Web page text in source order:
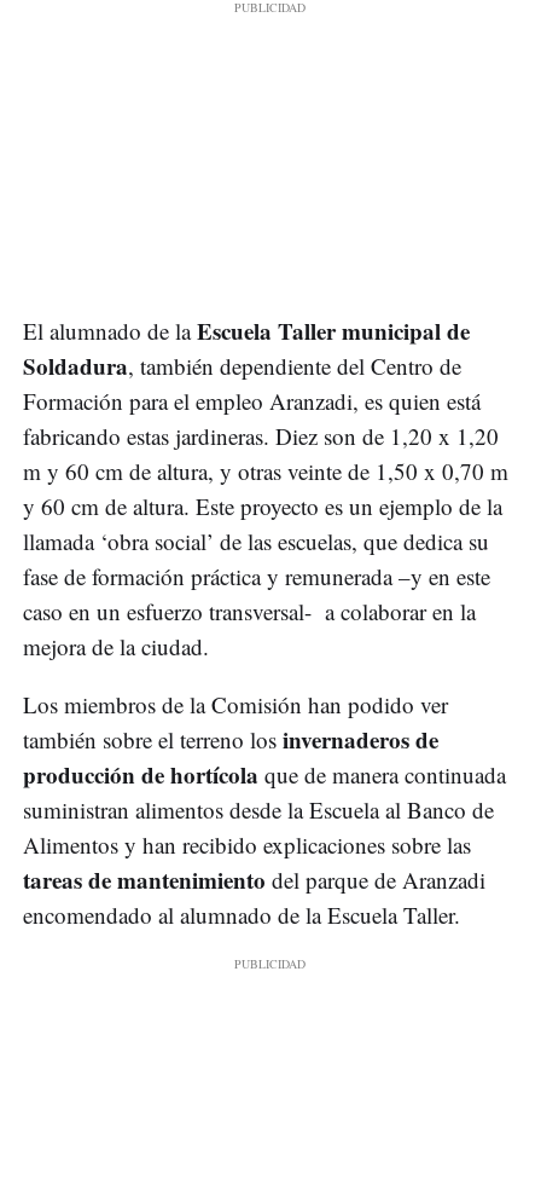
El alumnado de laEscuela Taller municipal de
Soldadura, también dependiente del Centro de
Formación para el empleo Aranzadi, es quien está
fabricando estas jardineras. Diez son de 1,20 x 1,20
m y 60 cm de altura, y otras veinte de 1,50 x 0,70 m
y 60 cm de altura. Este proyecto es un ejemplo de la
llamada ‘obra social’ de las escuelas, que dedica su
fase de formación práctica y remunerada –y en este
caso en un esfuerzo transversal- a colaborar en la
mejora de la ciudad.
Los miembros de la Comisión han podido ver
también sobre el terreno los invernaderos de
producción de hortícola que de manera continuada
suministran alimentos desde la Escuela al Banco de
Alimentos y han recibido explicaciones sobre las
tareas de mantenimiento del parque de Aranzadi
encomendado al alumnado de la Escuela Taller.